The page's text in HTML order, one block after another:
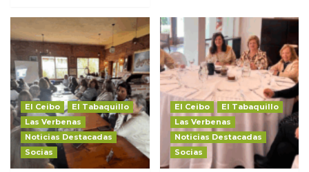
El Ceibo
El Tabaquillo
Las Verbenas
Noticias Destacadas
Socias
El Ceibo
El Tabaquillo
Las Verbenas
Noticias Destacadas
Socias